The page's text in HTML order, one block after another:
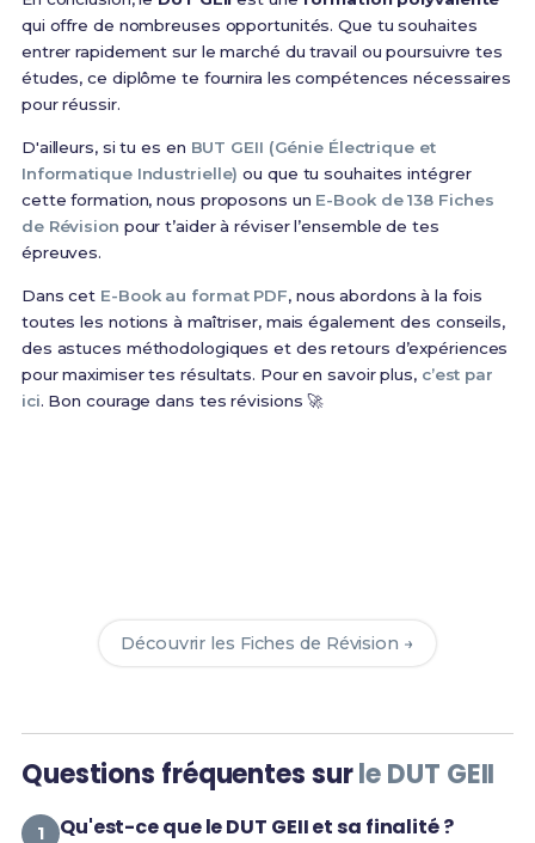
qui offre de nombreuses opportunités. Que tu souhaites
entrer rapidement sur le marché du travail ou poursuivre tes
études, ce diplôme te fournira les compétences nécessaires
pour réussir.
D'ailleurs, si tu es en BUT GEII (Génie Électrique et
Informatique Industrielle) ou que tu souhaites intégrer
cette formation, nous proposons un E-Book de 138 Fiches
de Révision pour t’aider à réviser l’ensemble de tes
épreuves.
Dans cet E-Book au format PDF, nous abordons à la fois
toutes les notions à maîtriser, mais également des conseils,
des astuces méthodologiques et des retours d’expériences
pour maximiser tes résultats. Pour en savoir plus, c’est par
ici. Bon courage dans tes révisions 🚀
Découvrir les Fiches de Révision →
Questions fréquentes surle DUT GEII
Qu'est-ce que le DUT GEII et sa finalité ?